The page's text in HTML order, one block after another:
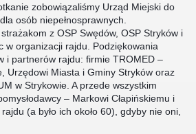
zobowiązaliśmy Urząd Miejski do
osób niepełnosprawnych.
z OSP Swędów, OSP Stryków i
w organizacji rajdu. Podziękowania
i partnerów rajdu: firmie TROMED –
Urzędowi Miasta i Gminy Stryków oraz
w Strykowie. A przede wszystkim
– Markowi Cłapińskiemu i
(a było ich około 60), gdyby nie oni,